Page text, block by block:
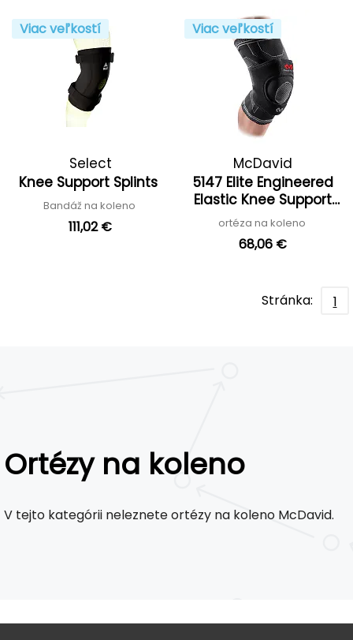
Viac veľkostí
Select
Knee Support Splints
Bandáž na koleno
111,02 €
Viac veľkostí
McDavid
5147 Elite Engineered
Elastic Knee Support
With Dual Wrap And
Stays '25
ortéza na koleno
68,06 €
Stránka: 1
Ortézy na koleno
V tejto kategórii neleznete ortézy na koleno McDavid.